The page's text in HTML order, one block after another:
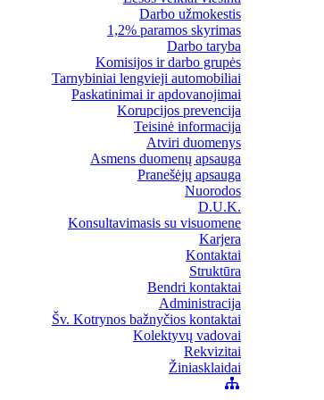
Darbo užmokestis
1,2% paramos skyrimas
Darbo taryba
Komisijos ir darbo grupės
Tarnybiniai lengvieji automobiliai
Paskatinimai ir apdovanojimai
Korupcijos prevencija
Teisinė informacija
Atviri duomenys
Asmens duomenų apsauga
Pranešėjų apsauga
Nuorodos
D.U.K.
Konsultavimasis su visuomene
Karjera
Kontaktai
Struktūra
Bendri kontaktai
Administracija
Šv. Kotrynos bažnyčios kontaktai
Kolektyvų vadovai
Rekvizitai
Žiniasklaidai